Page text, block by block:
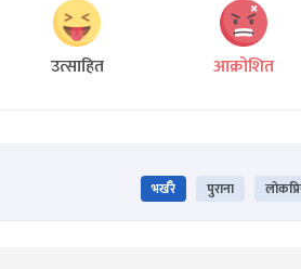
उत्साहित आक्रोशित
भर्खरै पुराना